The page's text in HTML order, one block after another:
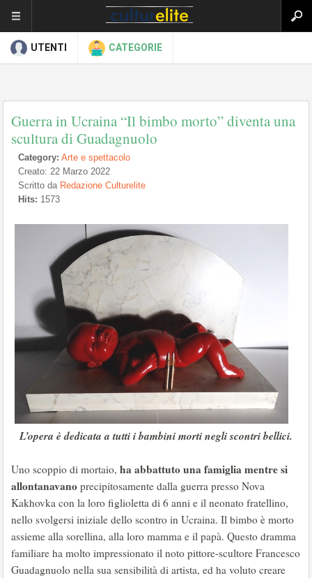
UTENTI CATEGORIE
Guerra in Ucraina “Il bimbo morto” diventa una
scultura di Guadagnuolo
Category: Arte e spettacolo
Creato: 22 Marzo 2022
Scritto da Redazione Culturelite
Hits: 1573
L’opera è dedicata a tutti i bambini morti negli scontri bellici.
Uno scoppio di mortaio, ha abbattuto una famiglia mentre si
allontanavano precipitosamente dalla guerra presso Nova
Kakhovka con la loro figlioletta di 6 anni e il neonato fratellino,
nello svolgersi iniziale dello scontro in Ucraina. Il bimbo è morto
assieme alla sorellina, alla loro mamma e il papà. Questo dramma
familiare ha molto impressionato il noto pittore-scultore Francesco
Guadagnuolo nella sua sensibilità di artista, ed ha voluto creare